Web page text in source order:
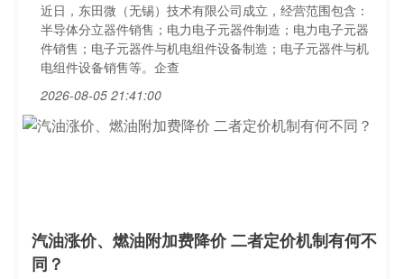
近日，东田微（无锡）技术有限公司成立，经营范围包含：
半导体分立器件销售；电力电子元器件制造；电力电子元器
件销售；电子元器件与机电组件设备制造；电子元器件与机
电组件设备销售等。企查
2026-08-05 21:41:00
汽油涨价、燃油附加费降价 二者定价机制有何不
同？